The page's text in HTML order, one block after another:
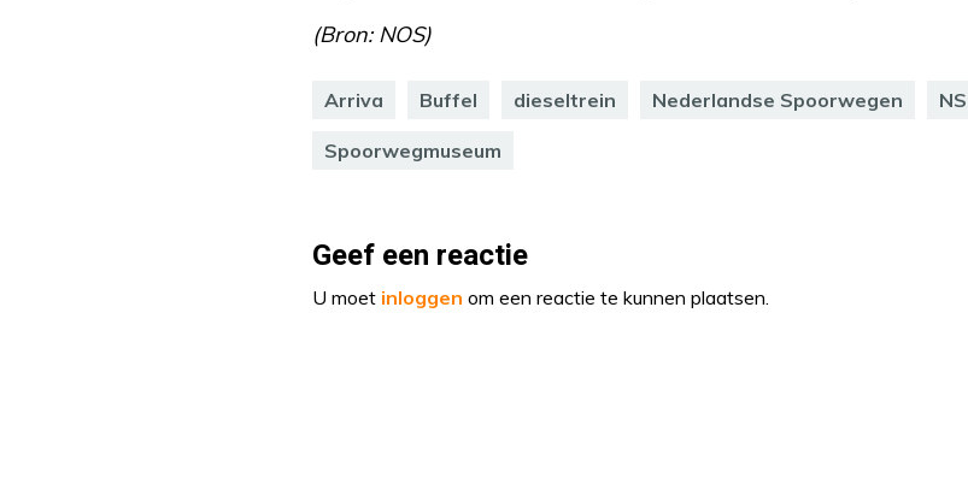
(Bron: NOS)
Arriva Buffel dieseltrein Nederlandse Spoorwegen NS
Spoorwegmuseum
Geef een reactie
U moet inloggen om een reactie te kunnen plaatsen.